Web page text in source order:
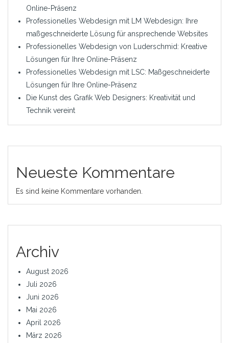
Online-Präsenz
Professionelles Webdesign mit LM Webdesign: Ihre
maßgeschneiderte Lösung für ansprechende Websites
Professionelles Webdesign von Luderschmid: Kreative
Lösungen für Ihre Online-Präsenz
Professionelles Webdesign mit LSC: Maßgeschneiderte
Lösungen für Ihre Online-Präsenz
Die Kunst des Grafik Web Designers: Kreativität und
Technik vereint
Neueste Kommentare
Es sind keine Kommentare vorhanden.
Archiv
August 2026
Juli 2026
Juni 2026
Mai 2026
April 2026
März 2026